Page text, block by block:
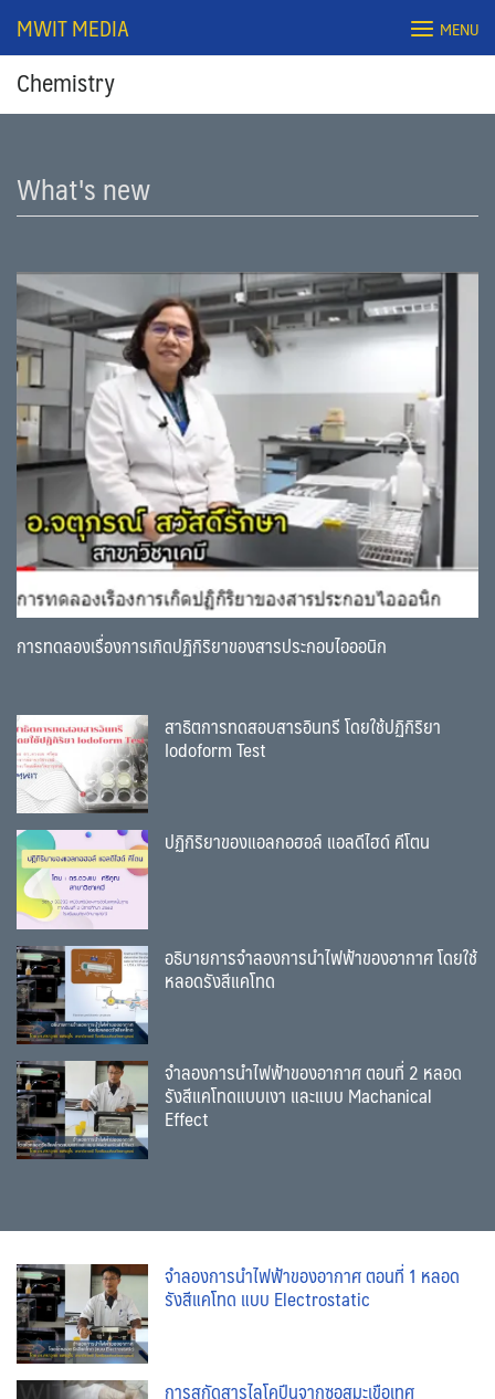
Search
for:
MWIT MEDIA MENU
Chemistry
What's new
การทดลองเรื่องการเกิดปฏิกิริยาของสารประกอบไอออนิก
สาธิตการทดสอบสารอินทรี โดยใช้ปฏิกิริยา
Iodoform Test
ปฏิกิริยาของแอลกอฮอล์ แอลดีไฮด์ คีโตน
อธิบายการจำลองการนำไฟฟ้าของอากาศ โดยใช้
หลอดรังสีแคโทด
จำลองการนำไฟฟ้าของอากาศ ตอนที่ 2 หลอด
รังสีแคโทดแบบเงา และแบบ Machanical
Effect
จำลองการนำไฟฟ้าของอากาศ ตอนที่ 1 หลอด
รังสีแคโทด แบบ Electrostatic
การสกัดสารไลโคปีนจากซอสมะเขือเทศ